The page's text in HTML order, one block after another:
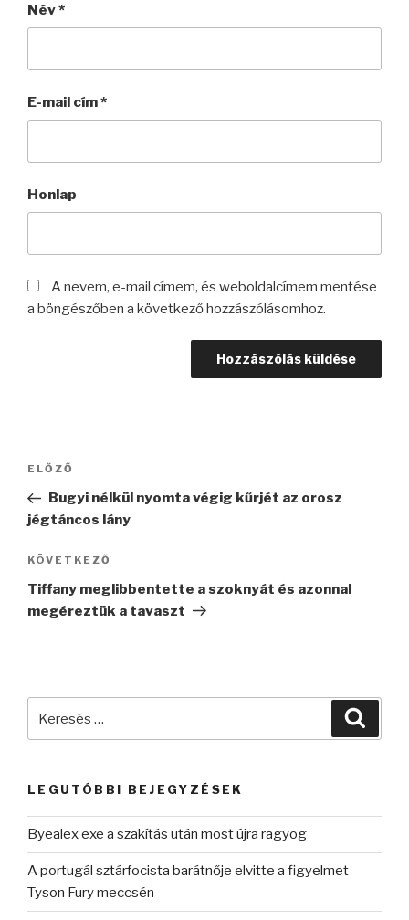
Név*
E-mail cím*
Honlap
A nevem, e-mail címem, és weboldalcímem mentése
a böngészőben a következő hozzászólásomhoz.
Bejegyzés
Korábbi
bejegyzés
ELŐZŐ
Bugyi nélkül nyomta végig kűrjét az orosz
jégtáncos lány
Következő
bejegyzés
KÖVETKEZŐ
Tiffany meglibbentette a szoknyát és azonnal
megéreztük a tavaszt
LEGUTÓBBI BEJEGYZÉSEK
Byealex exe a szakítás után most újra ragyog
A portugál sztárfocista barátnője elvitte a figyelmet
Tyson Fury meccsén